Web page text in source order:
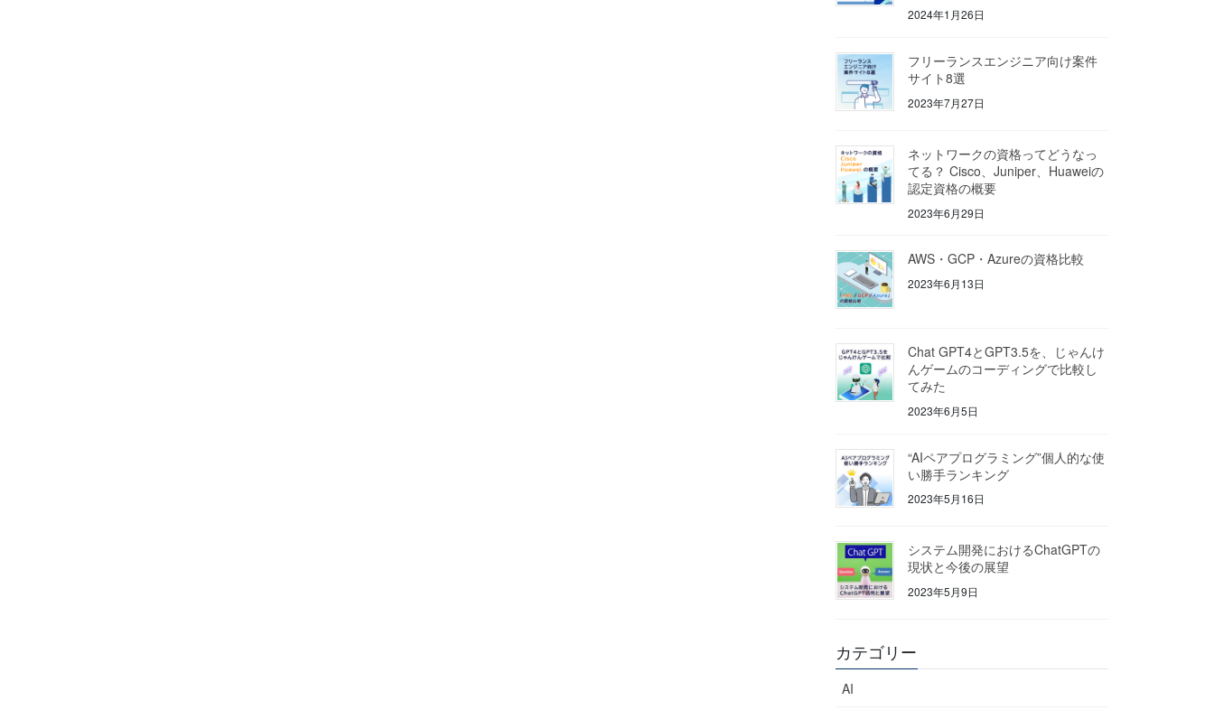
2024年1月26日
フリーランスエンジニア向け案件
サイト8選
2023年7月27日
ネットワークの資格ってどうなっ
てる？ Cisco、Juniper、Huaweiの
認定資格の概要
2023年6月29日
AWS・GCP・Azureの資格比較
2023年6月13日
Chat GPT4とGPT3.5を、じゃんけ
んゲームのコーディングで比較し
てみた
2023年6月5日
“AIペアプログラミング”個人的な使
い勝手ランキング
2023年5月16日
システム開発におけるChatGPTの
現状と今後の展望
2023年5月9日
カテゴリー
AI